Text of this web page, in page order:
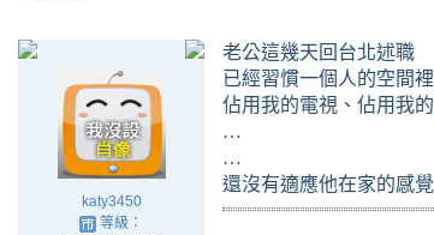
katy3450
等級：
老公這幾天回台北述職
已經習慣一個人的空間
佔用我的電視、佔用我
…
…
還沒有適應他在家的感